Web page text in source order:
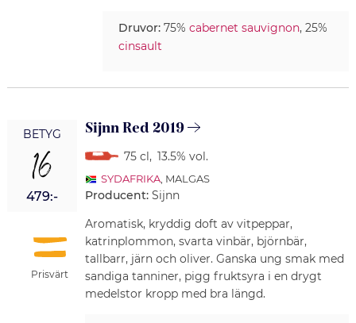
Druvor:75% cabernet sauvignon, 25%
cinsault
BETYG
16
479:-
Prisvärt
Sijnn Red 2019
75 cl, 13.5% vol.
SYDAFRIKA, MALGAS
Producent: Sijnn
Aromatisk, kryddig doft av vitpeppar,
katrinplommon, svarta vinbär, björnbär,
tallbarr, järn och oliver. Ganska ung smak med
sandiga tanniner, pigg fruktsyra i en drygt
medelstor kropp med bra längd.